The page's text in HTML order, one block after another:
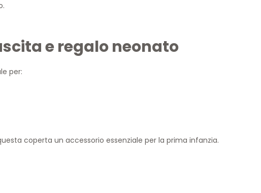
e regalo neonato
per:
coperta un accessorio essenziale per la prima infanzia.